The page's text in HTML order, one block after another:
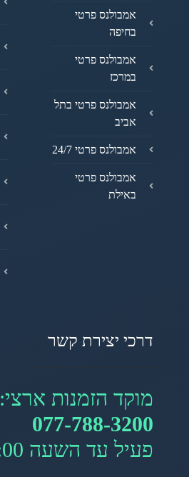
אמבולנס פרטי
בחיפה
אמבולנס פרטי
במרכז
אמבולנס פרטי בתל
אביב
אמבולנס פרטי 24/7
אמבולנס פרטי
באילת
דרכי יצירת קשר
מוקד הזמנות ארצי:
077-788-3200
פעיל עד השעה 20:00